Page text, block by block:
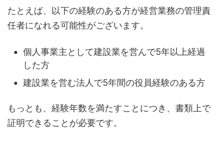
たとえば、以下の経験のある方が経営業務の管理責
任者になれる可能性がございます。
個人事業主として建設業を営んで5年以上経過
した方
建設業を営む法人で5年間の役員経験のある方
もっとも、経験年数を満たすことにつき、書類上で
証明できることが必要です。